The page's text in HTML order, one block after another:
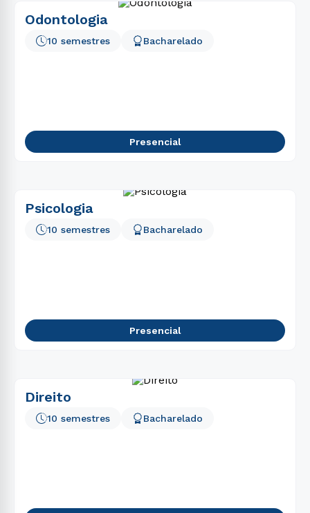
Odontologia
10 semestres Bacharelado
Presencial
Psicologia
10 semestres Bacharelado
Presencial
Direito
10 semestres Bacharelado